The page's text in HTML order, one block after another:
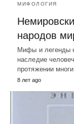
МИФОЛОГИЯ
народов
Мифы и легенды
наследие
протяжении
8 лет ago